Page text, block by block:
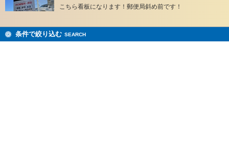
こちら看板になります！郵便局斜め前です！
条件で絞り込む SEARCH